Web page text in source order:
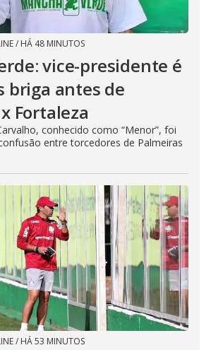
/ HÁ 48 MINUTOS
vice-presidente é
briga antes de
Fortaleza
conhecido como “Menor”, foi
entre torcedores de Palmeiras
/ HÁ 53 MINUTOS